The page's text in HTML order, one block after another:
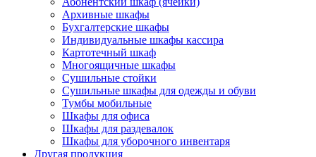
Архивные шкафы
Бухгалтерские шкафы
Индивидуальные шкафы кассира
Картотечный шкаф
Многоящичные шкафы
Сушильные стойки
Сушильные шкафы для одежды и обуви
Тумбы мобильные
Шкафы для офиса
Шкафы для раздевалок
Шкафы для уборочного инвентаря
Другая продукция